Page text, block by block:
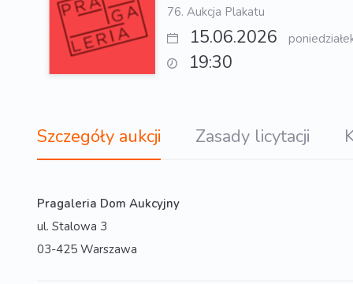
76. Aukcja Plakatu
15.06.2026
19:30
Szczegóły aukcji Zasady licytacji
Pragaleria Dom Aukcyjny
ul. Stalowa 3
03-425 Warszawa